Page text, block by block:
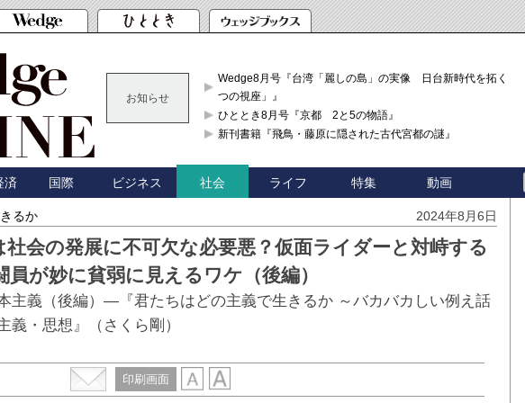
お知らせ
Wedge8月号『台湾「麗しの島」の実像 日台新時代を拓く「3
つの視座」』
ひととき8月号『京都 2と5の物語』
新刊書籍『飛鳥・藤原に隠された古代宮都の謎』
済 国際 ビジネス 社会 ライフ 特集 動画
るか 2024年8月6日
社会の発展に不可欠な必要悪？仮面ライダーと対峙する
員が妙に貧弱に見えるワケ（後編）
主義（後編）―『君たちはどの主義で生きるか ～バカバカしい例え話
義・思想』（さくら剛）
印刷画面